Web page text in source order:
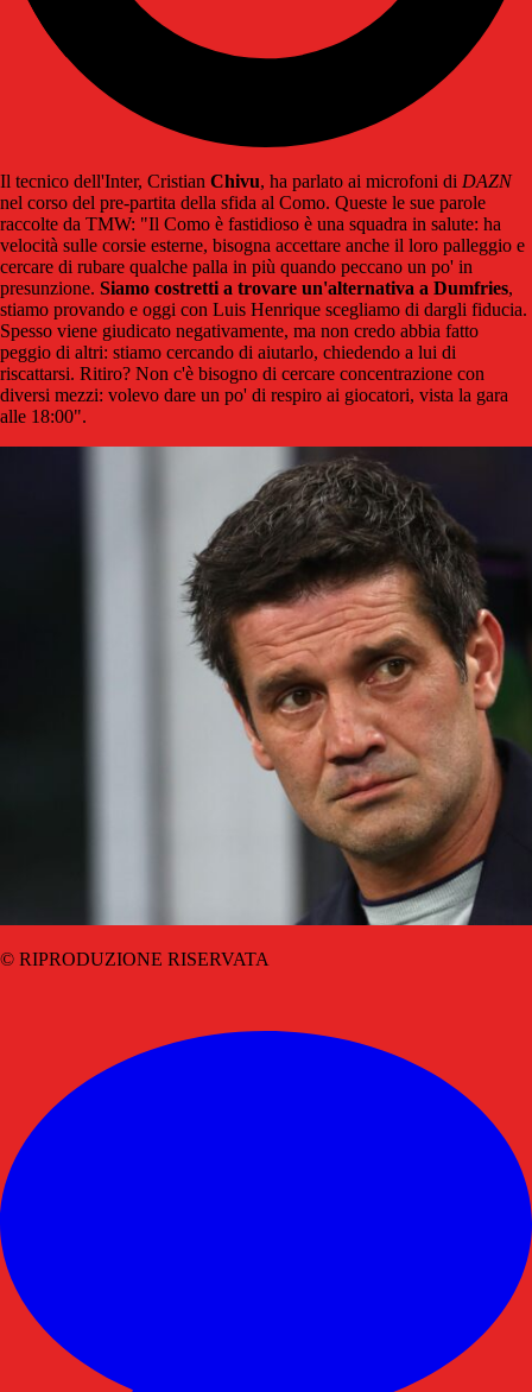
Il tecnico dell'Inter, Cristian Chivu, ha parlato ai microfoni di DAZN
nel corso del pre-partita della sfida al Como. Queste le sue parole
raccolte da TMW: "Il Como è fastidioso è una squadra in salute: ha
velocità sulle corsie esterne, bisogna accettare anche il loro palleggio e
cercare di rubare qualche palla in più quando peccano un po' in
presunzione. Siamo costretti a trovare un'alternativa a Dumfries,
stiamo provando e oggi con Luis Henrique scegliamo di dargli fiducia.
Spesso viene giudicato negativamente, ma non credo abbia fatto
peggio di altri: stiamo cercando di aiutarlo, chiedendo a lui di
riscattarsi. Ritiro? Non c'è bisogno di cercare concentrazione con
diversi mezzi: volevo dare un po' di respiro ai giocatori, vista la gara
alle 18:00".
© RIPRODUZIONE RISERVATA